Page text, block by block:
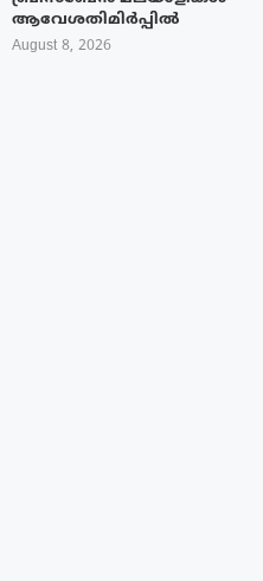
ആവേശതിമിർപ്പിൽ
August 8, 2026